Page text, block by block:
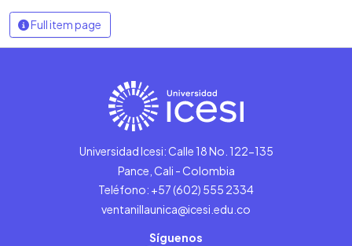
Full item page
Universidad Icesi: Calle 18 No. 122-135
Pance, Cali - Colombia
Teléfono: +57 (602) 555 2334
ventanillaunica@icesi.edu.co
Síguenos